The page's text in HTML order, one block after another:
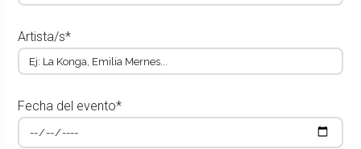
Artista/s*
Fecha del evento*